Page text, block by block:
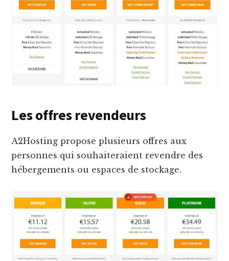
Les offres revendeurs
A2Hosting propose plusieurs offres aux
personnes qui souhaiteraient revendre des
hébergements ou espaces de stockage.